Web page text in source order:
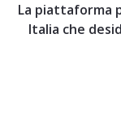
La piattaforma
Italia che